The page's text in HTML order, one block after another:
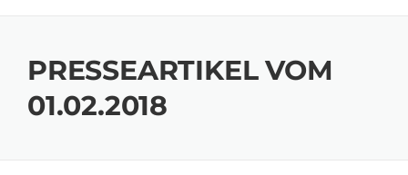
PRESSEARTIKEL VOM
01.02.2018